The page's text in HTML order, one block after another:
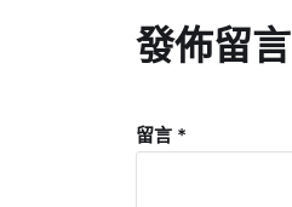
發佈留言
留言 *